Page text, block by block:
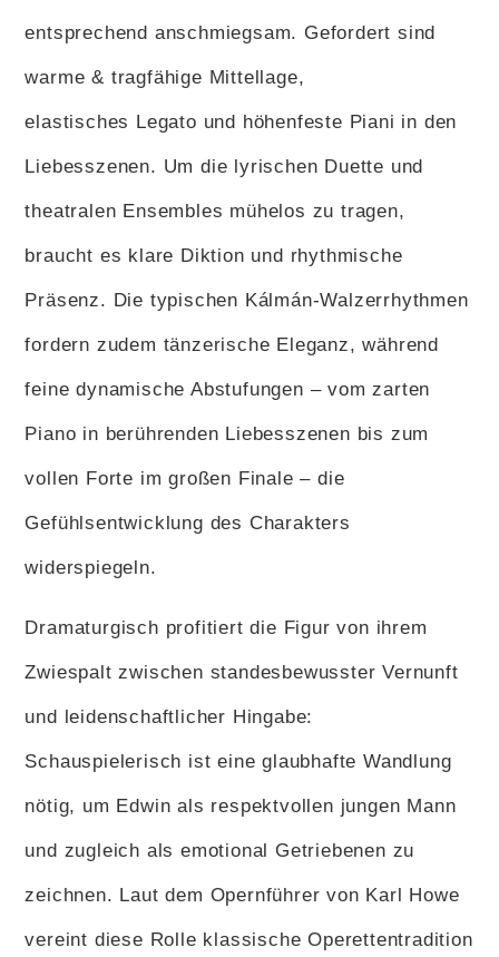
entsprechend anschmiegsam. Gefordert sind
warme & tragfähige Mittellage,
elastisches Legato und höhenfeste Piani in den
Liebesszenen. Um die lyrischen Duette und
theatralen Ensembles mühelos zu tragen,
braucht es klare Diktion und rhythmische
Präsenz. Die typischen Kálmán-Walzerrhythmen
fordern zudem tänzerische Eleganz, während
feine dynamische Abstufungen – vom zarten
Piano in berührenden Liebesszenen bis zum
vollen Forte im großen Finale – die
Gefühlsentwicklung des Charakters
widerspiegeln.
Dramaturgisch profitiert die Figur von ihrem
Zwiespalt zwischen standesbewusster Vernunft
und leidenschaftlicher Hingabe:
Schauspielerisch ist eine glaubhafte Wandlung
nötig, um Edwin als respektvollen jungen Mann
und zugleich als emotional Getriebenen zu
zeichnen. Laut dem Opernführer von Karl Howe
vereint diese Rolle klassische Operettentradition